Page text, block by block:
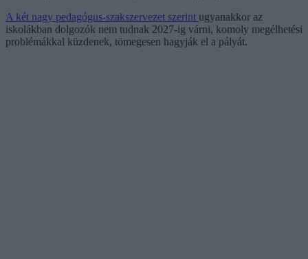
A két nagy pedagógus-szakszervezet szerint ugyanakkor az
iskolákban dolgozók nem tudnak 2027-ig várni, komoly megélhetési
problémákkal küzdenek, tömegesen hagyják el a pályát.